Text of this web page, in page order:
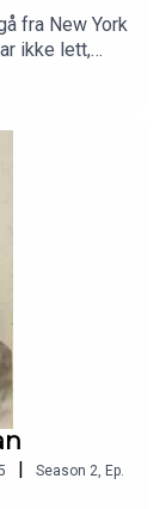
fra New York
ikke lett,
interesse
| Season 2 Ep.